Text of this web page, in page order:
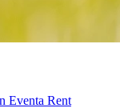
Eventa Rent